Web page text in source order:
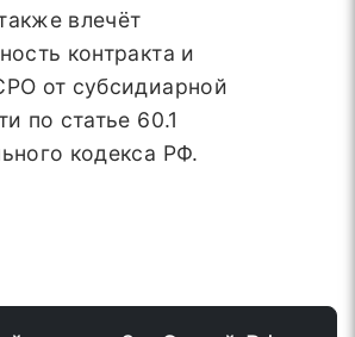
влечёт
контракта и
от субсидиарной
по статье 60.1
кодекса РФ.